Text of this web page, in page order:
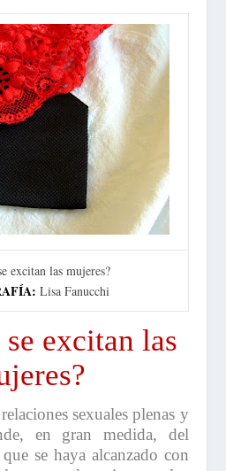
excitan las mujeres?
Lisa Fanucchi
se excitan las
sexuales plenas y
en gran medida, del
se haya alcanzado con